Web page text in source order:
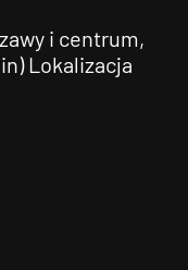
i centrum,
Lokalizacja